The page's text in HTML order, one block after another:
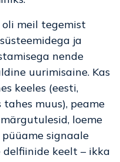
meil tegemist
ja
nende
uurimisaine. Kas
keeles (eesti,
muus), peame
loeme
signaale
delfiinide keelt – ikka